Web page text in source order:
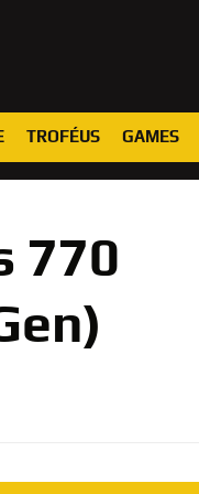
TROFÉUS GAMES
770